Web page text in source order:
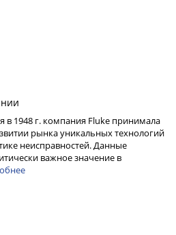
в 1948 г. компания Fluke принимала
рынка уникальных технологий
неисправностей. Данные
важное значение в